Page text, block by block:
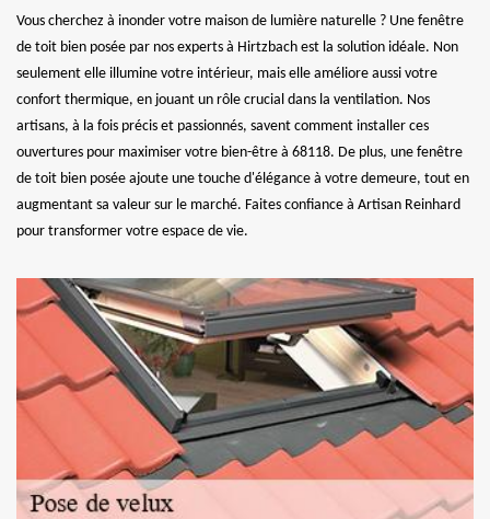
Vous cherchez à inonder votre maison de lumière naturelle ? Une fenêtre
de toit bien posée par nos experts à Hirtzbach est la solution idéale. Non
seulement elle illumine votre intérieur, mais elle améliore aussi votre
confort thermique, en jouant un rôle crucial dans la ventilation. Nos
artisans, à la fois précis et passionnés, savent comment installer ces
ouvertures pour maximiser votre bien-être à 68118. De plus, une fenêtre
de toit bien posée ajoute une touche d'élégance à votre demeure, tout en
augmentant sa valeur sur le marché. Faites confiance à Artisan Reinhard
pour transformer votre espace de vie.